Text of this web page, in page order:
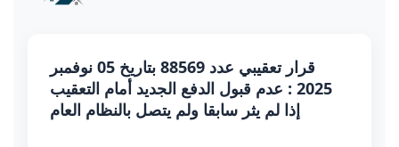
قرار تعقيبي عدد 88569 بتاريخ 05 نوفمبر
2025 : عدم قبول الدفع الجديد أمام التعقيب
إذا لم يثر سابقا ولم يتصل بالنظام العام